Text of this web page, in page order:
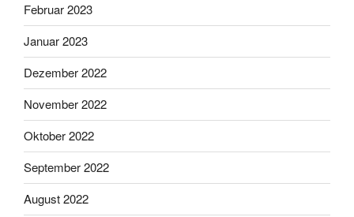
Februar 2023
Januar 2023
Dezember 2022
November 2022
Oktober 2022
September 2022
August 2022